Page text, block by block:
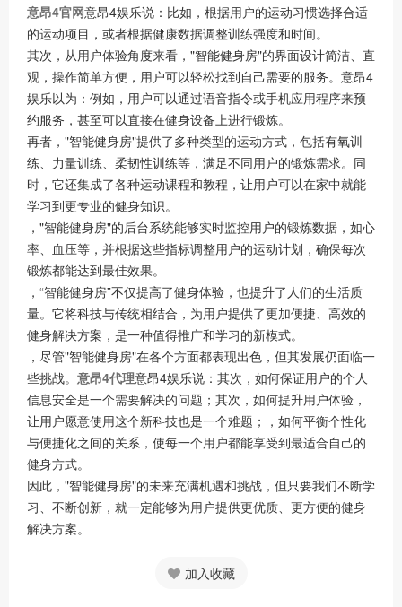
意昂4官网意昂4娱乐说：比如，根据用户的运动习惯选择合适
的运动项目，或者根据健康数据调整训练强度和时间。
其次，从用户体验角度来看，"智能健身房"的界面设计简洁、直
观，操作简单方便，用户可以轻松找到自己需要的服务。意昂4
娱乐以为：例如，用户可以通过语音指令或手机应用程序来预
约服务，甚至可以直接在健身设备上进行锻炼。
再者，"智能健身房"提供了多种类型的运动方式，包括有氧训
练、力量训练、柔韧性训练等，满足不同用户的锻炼需求。同
时，它还集成了各种运动课程和教程，让用户可以在家中就能
学习到更专业的健身知识。
，"智能健身房"的后台系统能够实时监控用户的锻炼数据，如心
率、血压等，并根据这些指标调整用户的运动计划，确保每次
锻炼都能达到最佳效果。
，“智能健身房”不仅提高了健身体验，也提升了人们的生活质
量。它将科技与传统相结合，为用户提供了更加便捷、高效的
健身解决方案，是一种值得推广和学习的新模式。
，尽管"智能健身房"在各个方面都表现出色，但其发展仍面临一
些挑战。 意昂4代理意昂4娱乐说：其次，如何保证用户的个人
信息安全是一个需要解决的问题；其次，如何提升用户体验，
让用户愿意使用这个新科技也是一个难题；，如何平衡个性化
与便捷化之间的关系，使每一个用户都能享受到最适合自己的
健身方式。
因此，"智能健身房"的未来充满机遇和挑战，但只要我们不断学
习、不断创新，就一定能够为用户提供更优质、更方便的健身
解决方案。
加入收藏